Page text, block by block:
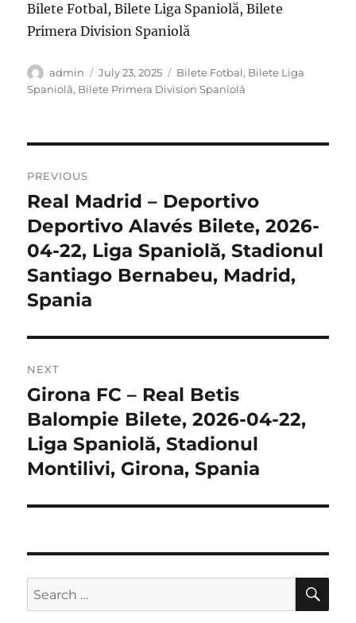
Bilete Fotbal, Bilete Liga Spaniolă, Bilete
Primera Division Spaniolă
Author
admin
Posted
on
July 23, 2025 Categories
Bilete Fotbal, Bilete Liga
Spaniolă, Bilete Primera Division Spaniolă
navigation
PREVIOUS
Previous
post:
Real Madrid – Deportivo
Deportivo Alavés Bilete, 2026-
04-22, Liga Spaniolă, Stadionul
Santiago Bernabeu, Madrid,
Spania
NEXT
Next
post:
Girona FC – Real Betis
Balompie Bilete, 2026-04-22,
Liga Spaniolă, Stadionul
Montilivi, Girona, Spania
Search
for: